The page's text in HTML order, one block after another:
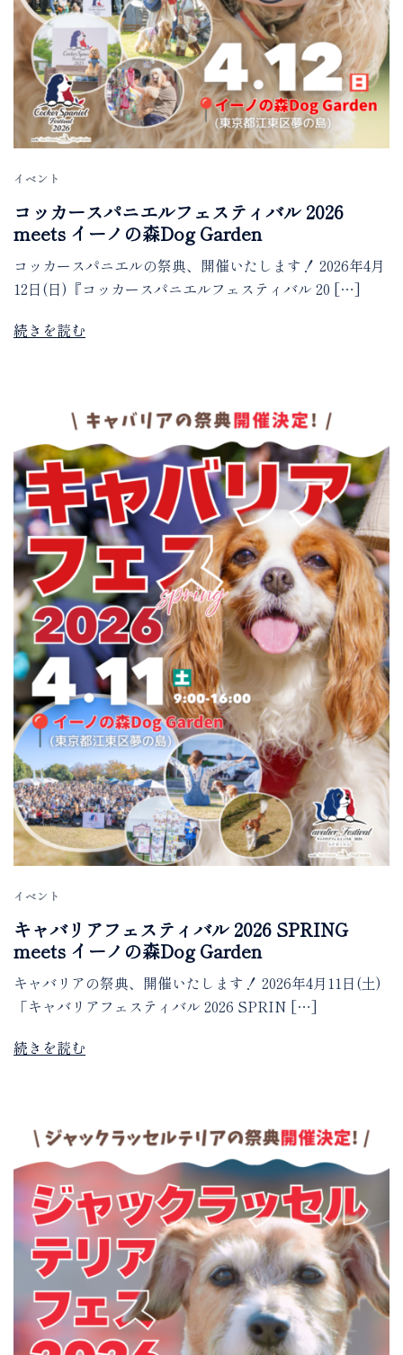
イベント
コッカースパニエルフェスティバル 2026
meets イーノの森Dog Garden
コッカースパニエルの祭典、開催いたします！ 2026年4月
12日(日)『コッカースパニエルフェスティバル 20 […]
続きを読む
イベント
キャバリアフェスティバル 2026 SPRING
meets イーノの森Dog Garden
キャバリアの祭典、開催いたします！ 2026年4月11日(土)
「キャバリアフェスティバル 2026 SPRIN […]
続きを読む